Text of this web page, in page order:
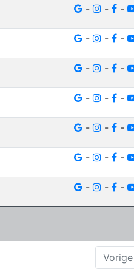
- - -
- - -
- - -
- - -
- - -
- - -
- - -
Vorige